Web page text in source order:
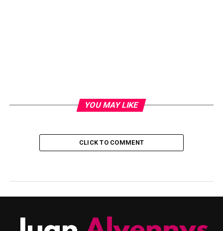
YOU MAY LIKE
CLICK TO COMMENT